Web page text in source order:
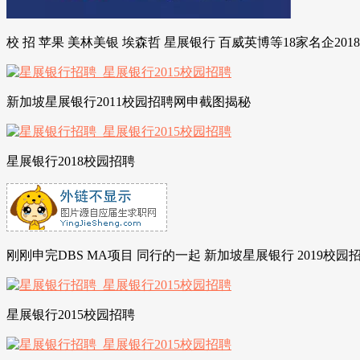
校 招 苹果 美林美银 埃森哲 星展银行 百威英博等18家名企
新加坡星展银行2011校园招聘网申截图揭秘
星展银行2018校园招聘
刚刚申完DBS MA项目 同行的一起 新加坡星展银行 2019校园
星展银行2015校园招聘